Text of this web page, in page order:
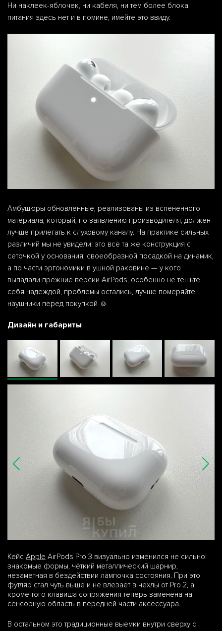
Ни наклеек-яблочек, ни кабеля, ни тем более блока
питания здесь нет и в помине, имейте это ввиду.
Амбушюры обновлённые, реализованы из вспененного
материала, который, по заявлению производителя, должен
лучше прилегать к слуховому каналу. На практике сильных
различий мы не увидели: это всё та же конструкция с
сеточкой у основания, своеобразной посадкой на динамик,
а по части эргономики в ушной раковине — у кого
выпадали прежние версии AirPods, особенно не тешьте
себя надеждой, проблемы остались, лучше померяйте
наушники перед покупкой ☺️
Дизайн и габариты
Кейс Apple AirPods Pro 3 визуально изменился не сильно:
знакомые формы, чёткий металлический шарнир,
незаметная в бездействии лампочка состояния. При это
футляр стал чуть выше и не влезает в чехлы от Pro 2, а
кроме того клавиша сопряжения теперь заменена на
сенсорную область в передней части аксессуара.
В остальном это традиционные выемки внутри сверху с